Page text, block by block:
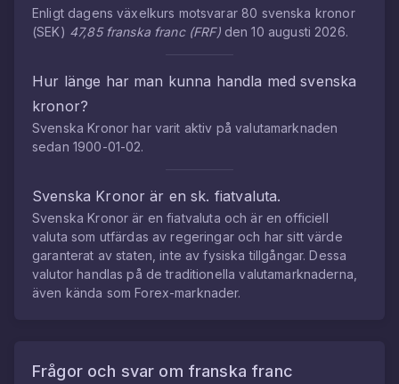
Enligt dagens växelkurs motsvarar 80 svenska kronor
(SEK) 47,85 franska franc(FRF)den10 augusti 2026.
Hur länge har man kunna handla medsvenska
kronor?
Svenska Kronor har varit aktiv på valutamarknaden
sedan 1900-01-02.
Svenska Kronor är en sk. fiatvaluta.
Svenska Kronor är en fiatvaluta och är en officiell
valuta som utfärdas av regeringar och har sitt värde
garanterat av staten, inte av fysiska tillgångar. Dessa
valutor handlas på de traditionella valutamarknaderna,
även kända som Forex-marknader.
Frågor och svar om franska franc